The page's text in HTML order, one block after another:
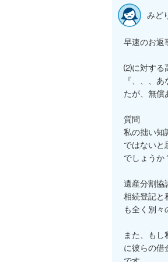
みど
早速のお返
⑵に対する
『、、、
たが、無償
質問
私の拙い知
ではないと
でしょうか
遺産分割協
相続登記と
も全く別々
また、も
に彼らの借